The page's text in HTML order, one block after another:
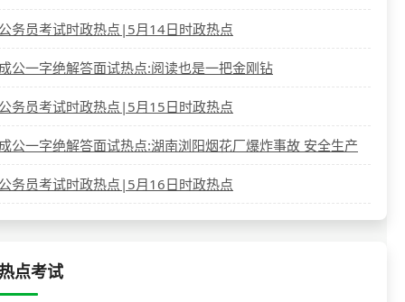
务员考试时政热点|5月14日时政热点
公一字绝解答面试热点:阅读也是一把金刚钻
务员考试时政热点|5月15日时政热点
公一字绝解答面试热点:湖南浏阳烟花厂爆炸事故 安全生产
务员考试时政热点|5月16日时政热点
点考试